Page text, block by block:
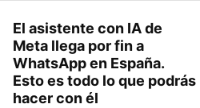
El asistente con IA de
Meta llega por fin a
WhatsApp en España.
Esto es todo lo que podrás
hacer con él